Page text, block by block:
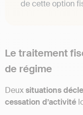
de cette option
Le traitement
de régime
Deuxsituations
cessation d’activité